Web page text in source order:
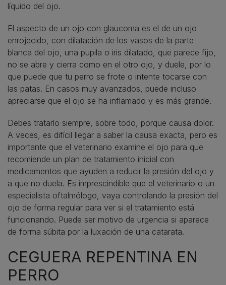
líquido del ojo.
El aspecto de un ojo con glaucoma es el de un ojo
enrojecido, con dilatación de los vasos de la parte
blanca del ojo, una pupila o iris dilatado, que parece fijo,
no se abre y cierra como en el otro ojo, y duele, por lo
que puede que tu perro se frote o intente tocarse con
las patas. En casos muy avanzados, puede incluso
apreciarse que el ojo se ha inflamado y es más grande.
Debes tratarlo siempre, sobre todo, porque causa dolor.
A veces, es difícil llegar a saber la causa exacta, pero es
importante que el veterinario examine el ojo para que
recomiende un plan de tratamiento inicial con
medicamentos que ayuden a reducir la presión del ojo y
a que no duela. Es imprescindible que el veterinario o un
especialista oftalmólogo, vaya controlando la presión del
ojo de forma regular para ver si el tratamiento está
funcionando. Puede ser motivo de urgencia si aparece
de forma súbita por la luxación de una catarata.
CEGUERA REPENTINA EN
PERRO